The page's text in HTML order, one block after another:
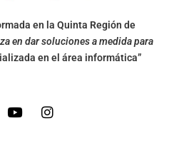
en la Quinta Región de
en dar soluciones a medida para
en el área informática”